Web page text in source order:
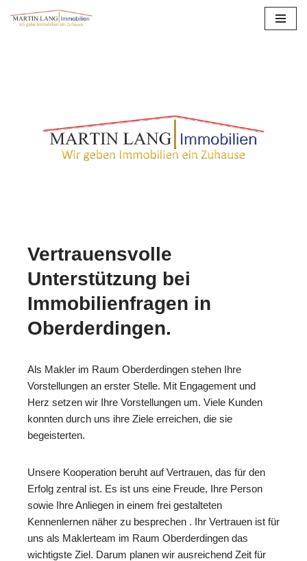
Vertrauensvolle
Unterstützung bei
Immobilienfragen in
Oberderdingen.
Als Makler im Raum Oberderdingen stehen Ihre
Vorstellungen an erster Stelle. Mit Engagement und
Herz setzen wir Ihre Vorstellungen um. Viele Kunden
konnten durch uns ihre Ziele erreichen, die sie
begeisterten.
Unsere Kooperation beruht auf Vertrauen, das für den
Erfolg zentral ist. Es ist uns eine Freude, Ihre Person
sowie Ihre Anliegen in einem frei gestalteten
Kennenlernen näher zu besprechen . Ihr Vertrauen ist für
uns als Maklerteam im Raum Oberderdingen das
wichtigste Ziel. Darum planen wir ausreichend Zeit für